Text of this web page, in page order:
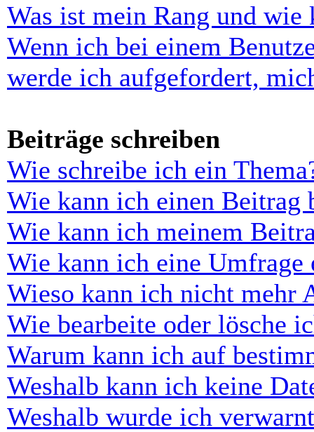
Was ist mein Rang und wie
Wenn ich bei einem
werde ich aufgefordert,
Beiträge schreiben
Wie schreibe ich ein
Wie kann ich einen Beitrag
Wie kann ich meinem
Wie kann ich eine Umfrage
Wieso kann ich nicht mehr
Wie bearbeite oder lösche
Warum kann ich auf
Weshalb kann ich keine
Weshalb wurde ich